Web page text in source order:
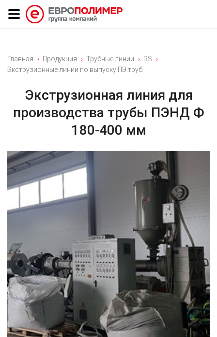
Главная Продукция Трубные линии
RS
Экструзионные линии по выпуску ПЭ труб
Экструзионная линия для
производства трубы ПЭНД Ф
180-400 мм